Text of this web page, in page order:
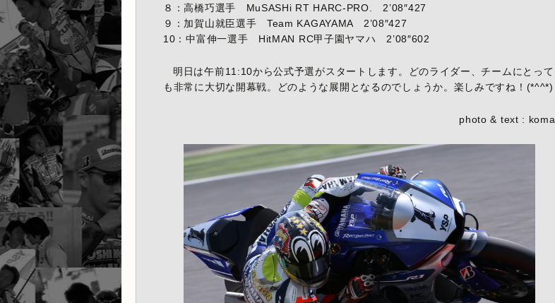
８：高橋巧選手 MuSASHi RT HARC-PRO. 2’08″427
９：加賀山就臣選手 Team KAGAYAMA 2’08″427
10：中富伸一選手 HitMAN RC甲子園ヤマハ 2’08″602
明日は午前11:10から公式予選がスタートします。どのライダー、チームにとって
も非常に大切な開幕戦。どのような展開となるのでしょうか。楽しみですね！(*^^*)
photo & text : koma